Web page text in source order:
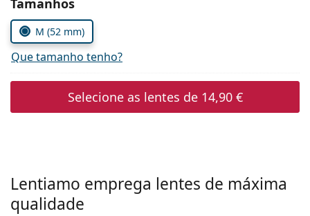
Persol
Prada
Todas as marcas
Escolher parâmetros
M (52 mm)
Que tamanho tenho?
Selecione as lentes de 14,90 €
Lentiamo emprega lentes de máxima
qualidade